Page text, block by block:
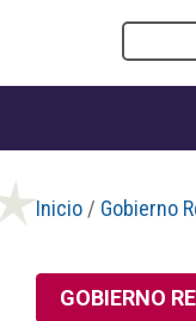
Inicio / Gobierno
GOBIERNO